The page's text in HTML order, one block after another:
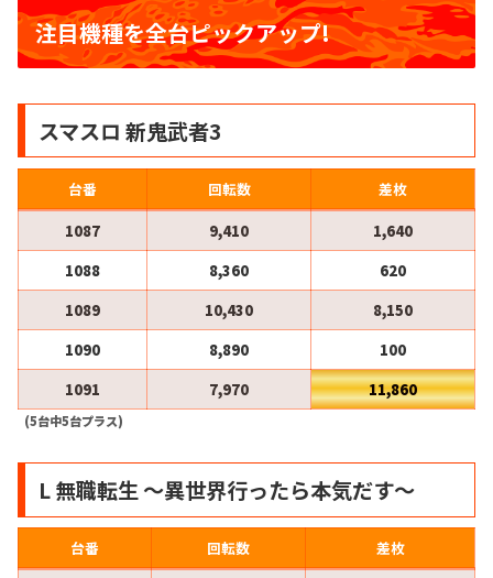
注目機種を全台ピックアップ!
スマスロ 新鬼武者3
台番 回転数
差枚
1087
9,410
1,640
1088
8,360
620
1089
10,430
8,150
1090
8,890
100
1091
7,970 11,860
(5台中5台プラス)
L 無職転生 〜異世界行ったら本気だす〜
台番 回転数
差枚